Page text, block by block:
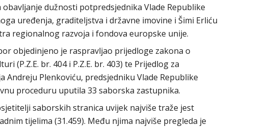
dužnosti potpredsjednika Vlade Republike
uređenja, graditeljstva i državne imovine i Šimi Erliću
regionalnog razvoja i fondova europske unije.
objedinjeno je raspravljao prijedloge zakona o
(P.Z.E. br. 404 i P.Z.E. br. 403) te Prijedlog za
Andreju Plenkoviću, predsjedniku Vlade Republike
proceduru uputila 33 saborska zastupnika.
saborskih stranica uvijek najviše traže jest
tijelima (31.459). Među njima najviše pregleda je